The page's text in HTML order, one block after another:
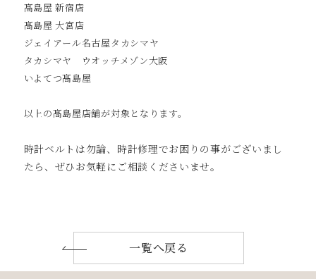
髙島屋 新宿店
髙島屋 大宮店
ジェイアール名古屋タカシマヤ
タカシマヤ ウオッチメゾン大阪
いよてつ髙島屋
以上の髙島屋店舗が対象となります。
時計ベルトは勿論、時計修理でお困りの事がございまし
たら、ぜひお気軽にご相談くださいませ。
一覧へ戻る